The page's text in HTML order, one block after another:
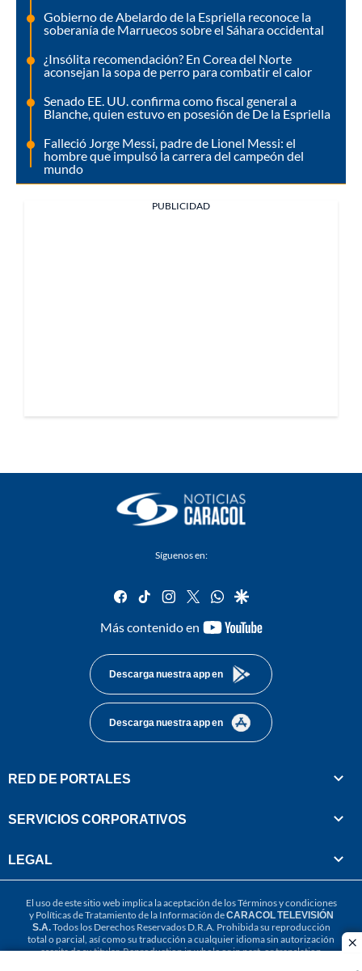
Gobierno de Abelardo de la Espriella reconoce la
soberanía de Marruecos sobre el Sáhara occidental
¿Insólita recomendación? En Corea del Norte
aconsejan la sopa de perro para combatir el calor
Senado EE. UU. confirma como fiscal general a
Blanche, quien estuvo en posesión de De la Espriella
Falleció Jorge Messi, padre de Lionel Messi: el
hombre que impulsó la carrera del campeón del
mundo
PUBLICIDAD
Síguenos en:
facebook
tiktok instagram
twitterwhatsapp
google
Más contenido en
youtube-
Descarga nuestra app en
Descarga nuestra app en
RED DE PORTALES
SERVICIOS CORPORATIVOS
LEGAL
El uso de este sitio web implica la aceptación de losTérminos y condiciones
y Políticas de Tratamiento de la Información deCARACOL TELEVISIÓN
S.A.Todos los Derechos Reservados D.R.A. Prohibida su reproducción
total o parcial, así como su traducción a cualquier idioma sin autorización
escrita de su titular. Reproduction in whole or in part, or translation